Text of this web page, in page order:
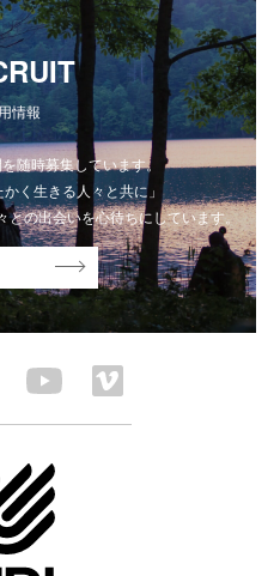
情報
随時募集しています。
く生きる人々と共に」
との出会いを心待ちにしています。